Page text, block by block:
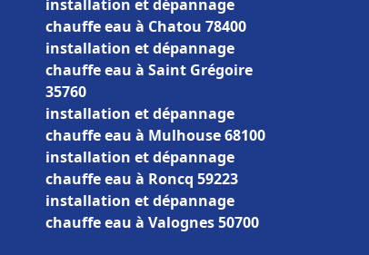
installation et dépannage
chauffe eau à Chatou 78400
installation et dépannage
chauffe eau à Saint Grégoire
35760
installation et dépannage
chauffe eau à Mulhouse 68100
installation et dépannage
chauffe eau à Roncq 59223
installation et dépannage
chauffe eau à Valognes 50700